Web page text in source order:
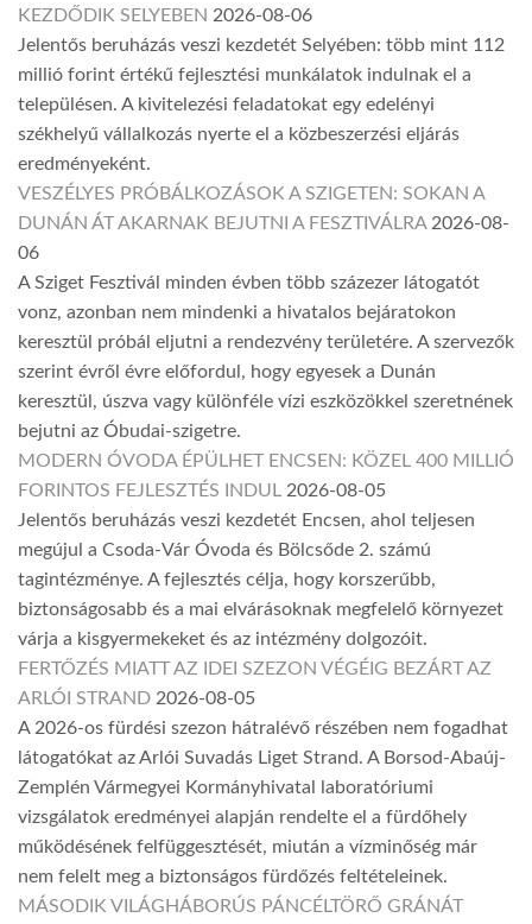
KEZDŐDIK SELYEBEN 2026-08-06
Jelentős beruházás veszi kezdetét Selyében: több mint 112
millió forint értékű fejlesztési munkálatok indulnak el a
településen. A kivitelezési feladatokat egy edelényi
székhelyű vállalkozás nyerte el a közbeszerzési eljárás
eredményeként.
VESZÉLYES PRÓBÁLKOZÁSOK A SZIGETEN: SOKAN A
DUNÁN ÁT AKARNAK BEJUTNI A FESZTIVÁLRA 2026-08-
06
A Sziget Fesztivál minden évben több százezer látogatót
vonz, azonban nem mindenki a hivatalos bejáratokon
keresztül próbál eljutni a rendezvény területére. A szervezők
szerint évről évre előfordul, hogy egyesek a Dunán
keresztül, úszva vagy különféle vízi eszközökkel szeretnének
bejutni az Óbudai-szigetre.
MODERN ÓVODA ÉPÜLHET ENCSEN: KÖZEL 400 MILLIÓ
FORINTOS FEJLESZTÉS INDUL 2026-08-05
Jelentős beruházás veszi kezdetét Encsen, ahol teljesen
megújul a Csoda-Vár Óvoda és Bölcsőde 2. számú
tagintézménye. A fejlesztés célja, hogy korszerűbb,
biztonságosabb és a mai elvárásoknak megfelelő környezet
várja a kisgyermekeket és az intézmény dolgozóit.
FERTŐZÉS MIATT AZ IDEI SZEZON VÉGÉIG BEZÁRT AZ
ARLÓI STRAND 2026-08-05
A 2026-os fürdési szezon hátralévő részében nem fogadhat
látogatókat az Arlói Suvadás Liget Strand. A Borsod-Abaúj-
Zemplén Vármegyei Kormányhivatal laboratóriumi
vizsgálatok eredményei alapján rendelte el a fürdőhely
működésének felfüggesztését, miután a vízminőség már
nem felelt meg a biztonságos fürdőzés feltételeinek.
MÁSODIK VILÁGHÁBORÚS PÁNCÉLTÖRŐ GRÁNÁT